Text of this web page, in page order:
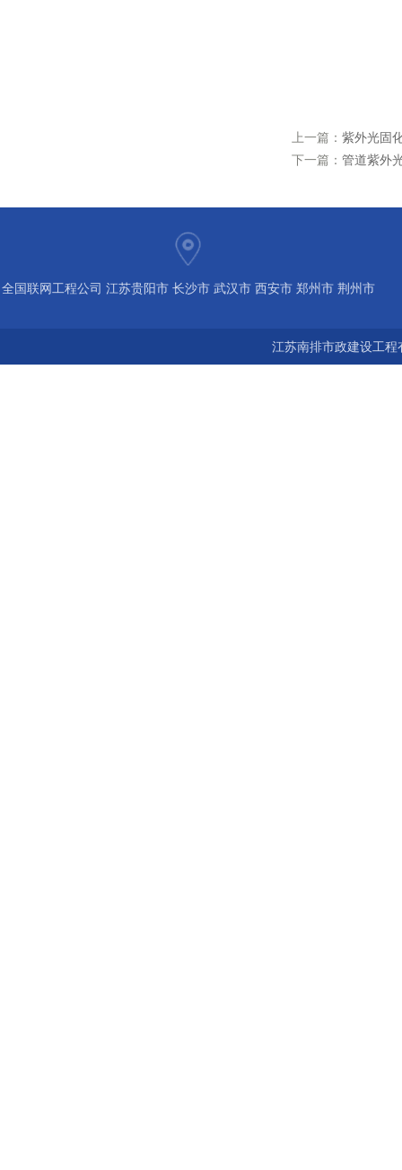
上一篇： 紫外光固
下一篇： 管道紫外
全国联网工程公司 江苏贵阳市 长沙市 武汉市 西安市 郑州市 荆州市
江苏南排市政建设工